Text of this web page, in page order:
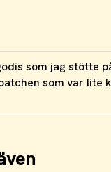
som jag stötte
som var lite